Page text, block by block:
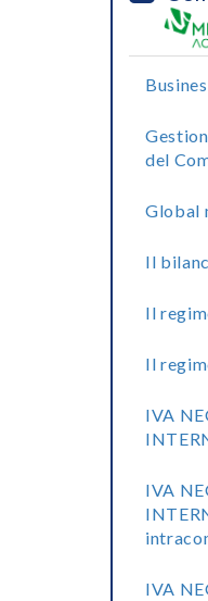
del
Global
Il
Il
Il
IVA
IVA
IVA